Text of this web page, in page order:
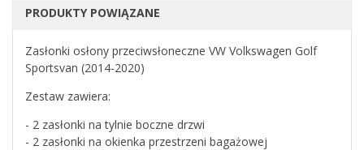
PRODUKTY POWIĄZANE
Zasłonki osłony przeciwsłoneczne VW Volkswagen Golf
Sportsvan (2014-2020)
Zestaw zawiera:
- 2 zasłonki na tylnie boczne drzwi
- 2 zasłonki na okienka przestrzeni bagażowej